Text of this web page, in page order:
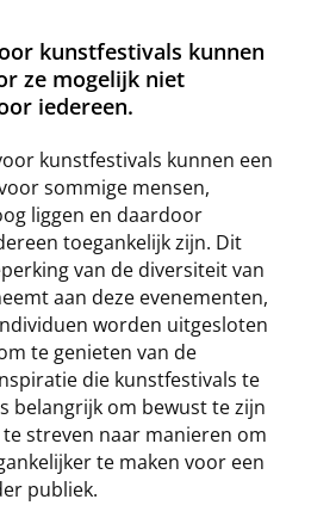
kunstfestivals kunnen
ze mogelijk niet
iedereen.
kunstfestivals kunnen een
sommige mensen,
liggen en daardoor
toegankelijk zijn. Dit
van de diversiteit van
aan deze evenementen,
worden uitgesloten
te genieten van de
die kunstfestivals te
belangrijk om bewust te zijn
streven naar manieren om
te maken voor een
publiek.